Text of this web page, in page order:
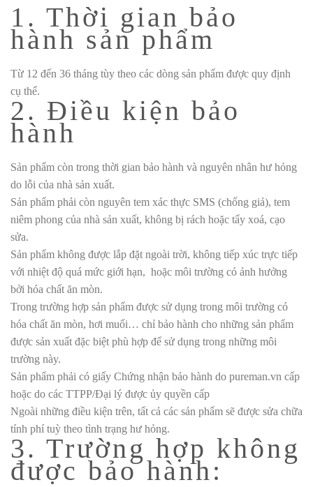
1. Thời gian bảo
hành sản phẩm
Từ 12 đến 36 tháng tùy theo các dòng sản phẩm được quy định
cụ thể.
2. Điều kiện bảo
hành
Sản phẩm còn trong thời gian bảo hành và nguyên nhân hư hỏng
do lỗi của nhà sản xuất.
Sản phẩm phải còn nguyên tem xác thực SMS (chống giả), tem
niêm phong của nhà sản xuất, không bị rách hoặc tẩy xoá, cạo
sửa.
Sản phẩm không được lắp đặt ngoài trời, không tiếp xúc trực tiếp
với nhiệt độ quá mức giới hạn, hoặc môi trường có ảnh hưởng
bởi hóa chất ăn mòn.
Trong trường hợp sản phẩm được sử dụng trong môi trường có
hóa chất ăn mòn, hơi muối… chỉ bảo hành cho những sản phẩm
được sản xuất đặc biệt phù hợp để sử dụng trong những môi
trường này.
Sản phẩm phải có giấy Chứng nhận bảo hành do pureman.vn cấp
hoặc do các TTPP/Đại lý được ủy quyền cấp
Ngoài những điều kiện trên, tất cả các sản phẩm sẽ được sửa chữa
tính phí tuỳ theo tình trạng hư hỏng.
3. Trường hợp không
được bảo hành: